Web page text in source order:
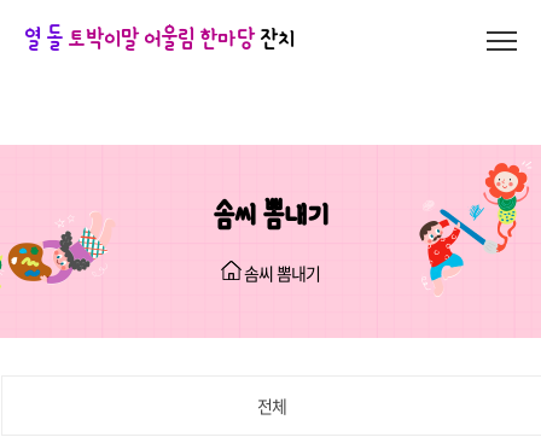
열 돌 토박이말 어울림 한마당잔치
솜씨 뽐내기
솜씨 뽐내기
전체